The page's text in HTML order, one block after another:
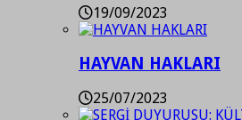
19/09/2023
HAYVAN HAKLARI
25/07/2023